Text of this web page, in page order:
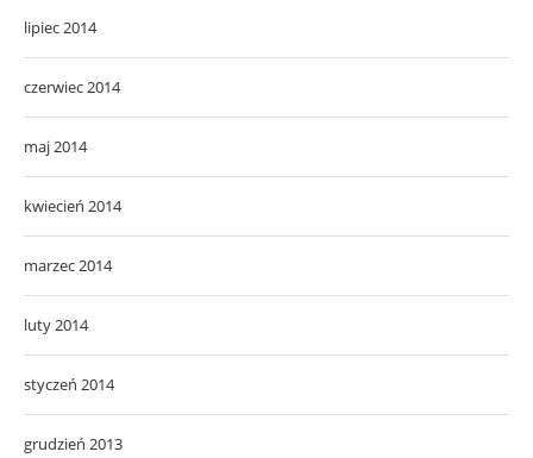
lipiec 2014
czerwiec 2014
maj 2014
kwiecień 2014
marzec 2014
luty 2014
styczeń 2014
grudzień 2013